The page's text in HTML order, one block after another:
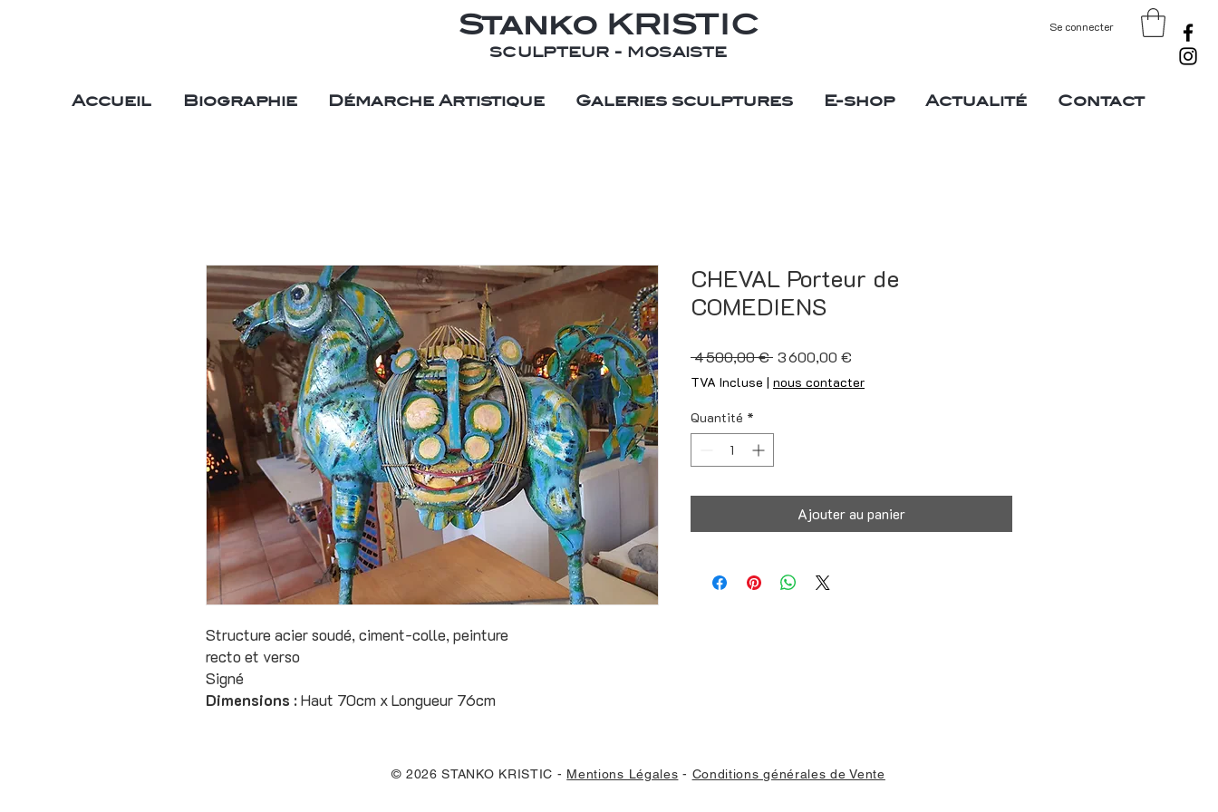
Stanko KRISTIC
SCULPTEUR - MOSAISTE
Se connecter
Accueil Biographie Démarche Artistique Galeries sculptures E-shop Actualité Contact
Structure acier soudé, ciment-colle, peinture
recto et verso
Signé
Dimensions : Haut 70cm x Longueur 76cm
CHEVAL Porteur de
COMEDIENS
4 500,00 € Prix
3 600,00 €
TVA Incluse | nous contacter
Quantité *
Ajouter au panier
© 2026 STANKO KRISTIC - Mentions Légales - Conditions générales de Vente